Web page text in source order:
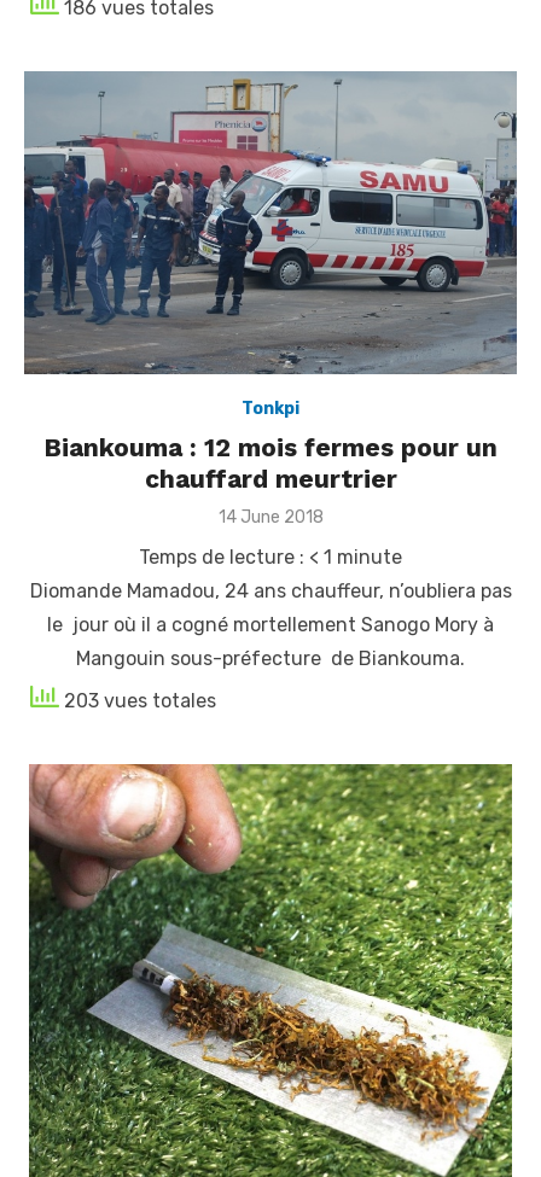
186 vues totales
Tonkpi
Biankouma : 12 mois fermes pour un
chauffard meurtrier
Posted
14 June 2018
Temps de lecture : < 1 minute
Diomande Mamadou, 24 ans chauffeur, n’oubliera pas
le jour où il a cogné mortellement Sanogo Mory à
Mangouin sous-préfecture de Biankouma.
203 vues totales